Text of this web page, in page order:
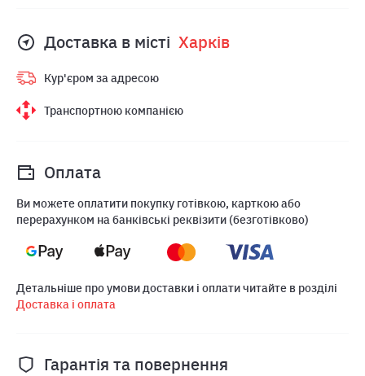
Доставка в місті Харкiв
Кур'єром за адресою
Транспортною компанією
Оплата
Ви можете оплатити покупку готівкою, карткою або
перерахунком на банківські реквізити (безготівково)
Детальніше про умови доставки і оплати читайте в розділі
Доставка і оплата
Гарантія та повернення